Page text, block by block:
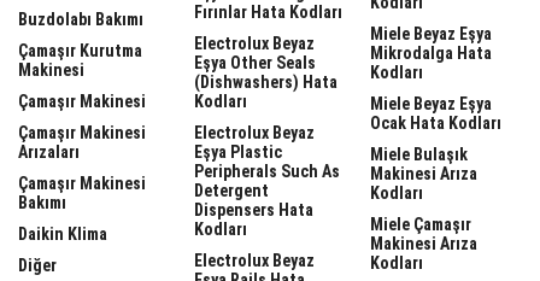
Buzdolabı Bakımı
Çamaşır Kurutma
Makinesi
Çamaşır Makinesi
Çamaşır Makinesi
Arızaları
Çamaşır Makinesi
Bakımı
Daikin Klima
Diğer
Fırınlar Hata Kodları
Electrolux Beyaz
Eşya Other Seals
(dishwashers) Hata
Kodları
Electrolux Beyaz
Eşya Plastic
Peripherals Such As
Detergent
Dispensers Hata
Kodları
Electrolux Beyaz
Miele Beyaz Eşya
Mikrodalga Hata
Kodları
Miele Beyaz Eşya
Ocak Hata Kodları
Miele Bulaşık
Makinesi Arıza
Kodları
Miele Çamaşır
Makinesi Arıza
Kodları